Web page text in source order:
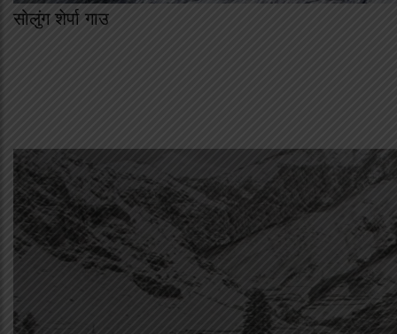
सोलुंग शेर्पा गाउ